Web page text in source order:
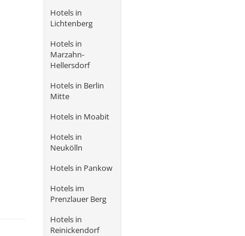
Hotels in
Lichtenberg
Hotels in
Marzahn-
Hellersdorf
Hotels in Berlin
Mitte
Hotels in Moabit
Hotels in
Neukölln
Hotels in Pankow
Hotels im
Prenzlauer Berg
Hotels in
Reinickendorf